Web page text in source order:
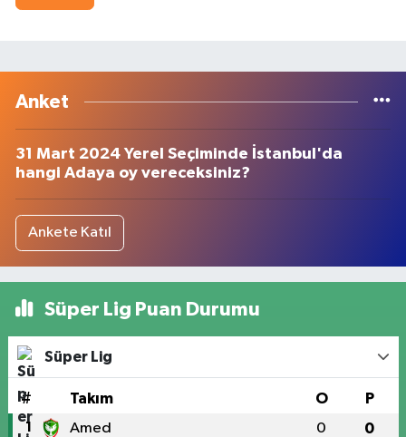
Anket
31 Mart 2024 Yerel Seçiminde İstanbul'da
hangi Adaya oy vereceksiniz?
Ankete Katıl
Süper Lig Puan Durumu
Süper Lig
# Takım O P
1 Amed 0 0